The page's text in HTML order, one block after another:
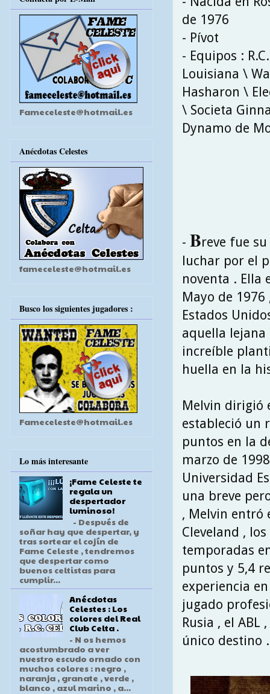
de 1976
- Pívot
- Equipos :
Louisiana \
Hasharon \
\ Societa
Dynamo de
- Breve fue
luchar por el
noventa . Ella
Mayo de
Estados
aquella
increíble
huella en la
Melvin dirigió
estableció un
puntos en la
marzo de
Universidad
una breve
, Melvin entró
Cleveland ,
temporadas
puntos y 5,4
experiencia
jugado
Rusia , el ABL
único destino .
Fameceleste@hotmail.es
Anécdotas Celestes
fameceleste@hotmail.es
Busco los siguientes jugadores :
Fameceleste@hotmail.es
Lo más interesante
¡Fame Celeste te
regala un
despertador
luminoso!
- Después de
soñar hay que despertar, y
tras sortear el cojín de
Fame Celeste , tendremos
que despertar como
buenos celtistas para
cumplir...
Anécdotas
Celestes : Los
colores del Real
Club Celta .
- N os hemos
acostumbrado a ver
nuestro escudo ornado con
muchos colores : negro ,
naranja , granate , verde ,
blanco , azul marino , a...